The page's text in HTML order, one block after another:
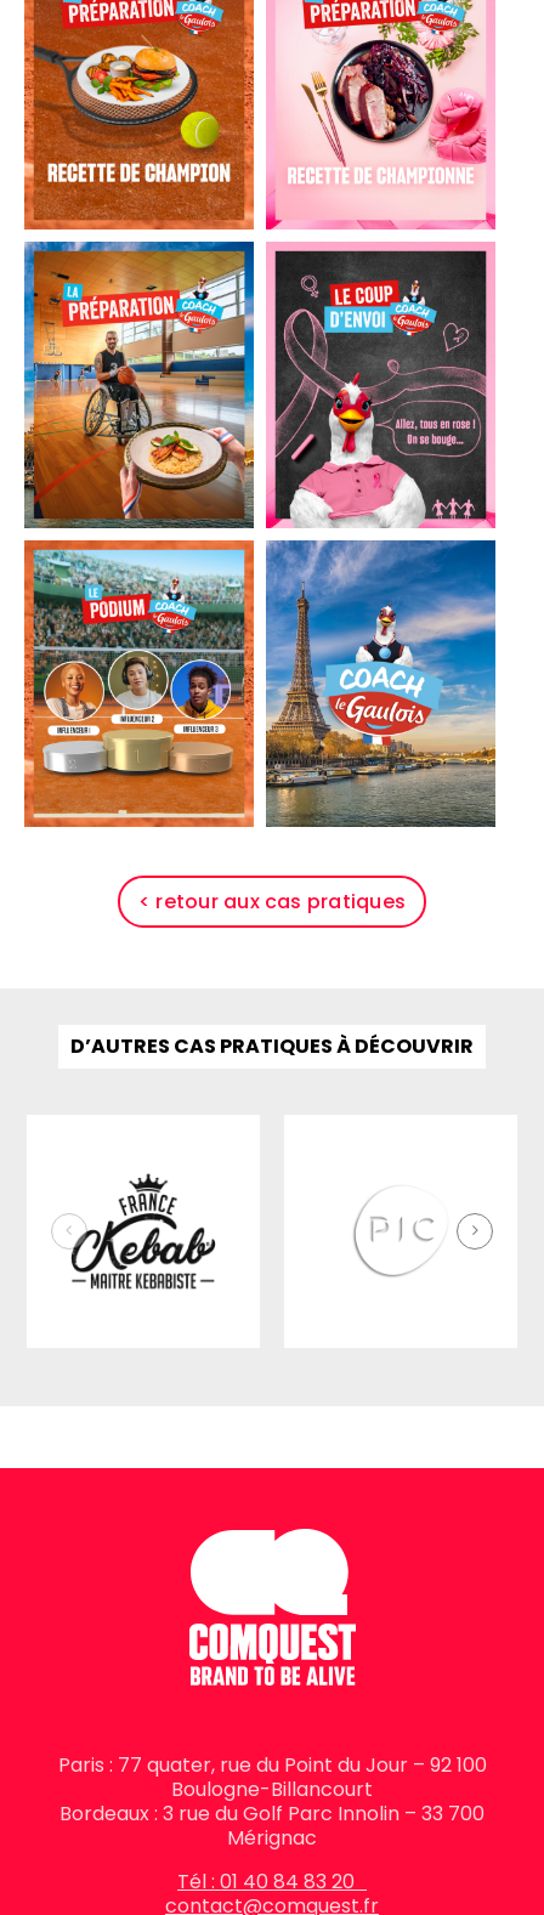
< retour aux cas pratiques
D’AUTRES CAS PRATIQUES À DÉCOUVRIR
Paris : 77 quater, rue du Point du Jour – 92 100
Boulogne-Billancourt
Bordeaux : 3 rue du Golf Parc Innolin – 33 700
Mérignac
Tél : 01 40 84 83 20
contact@comquest.fr